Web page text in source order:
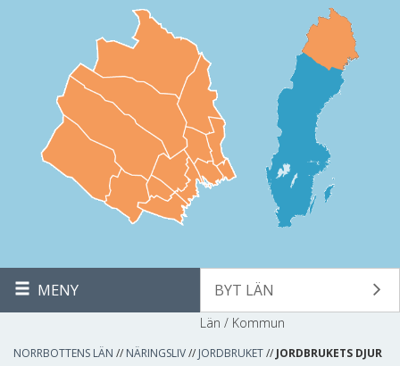
MENY BYT LÄN
Län / Kommun
NORRBOTTENS LÄN // NÄRINGSLIV// JORDBRUKET// JORDBRUKETS DJUR